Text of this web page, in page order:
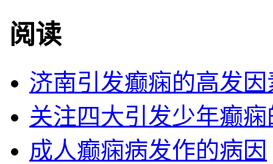
阅读
济南引发癫痫的高发
关注四大引发少年癫
成人癫痫病发作的病因